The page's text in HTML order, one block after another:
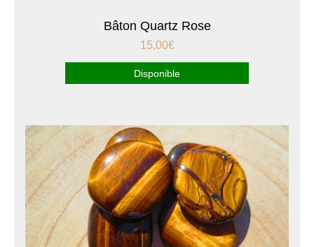
Bâton Quartz Rose
15,00€
Disponible